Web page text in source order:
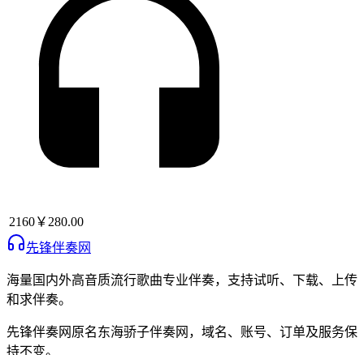
2160￥280.00
先锋伴奏网
海量国内外高音质流行歌曲专业伴奏，支持试听、下载、上传
和求伴奏。
先锋伴奏网 原名东海骄子伴奏网 ，域名、账号、订单及服务保
持不变。